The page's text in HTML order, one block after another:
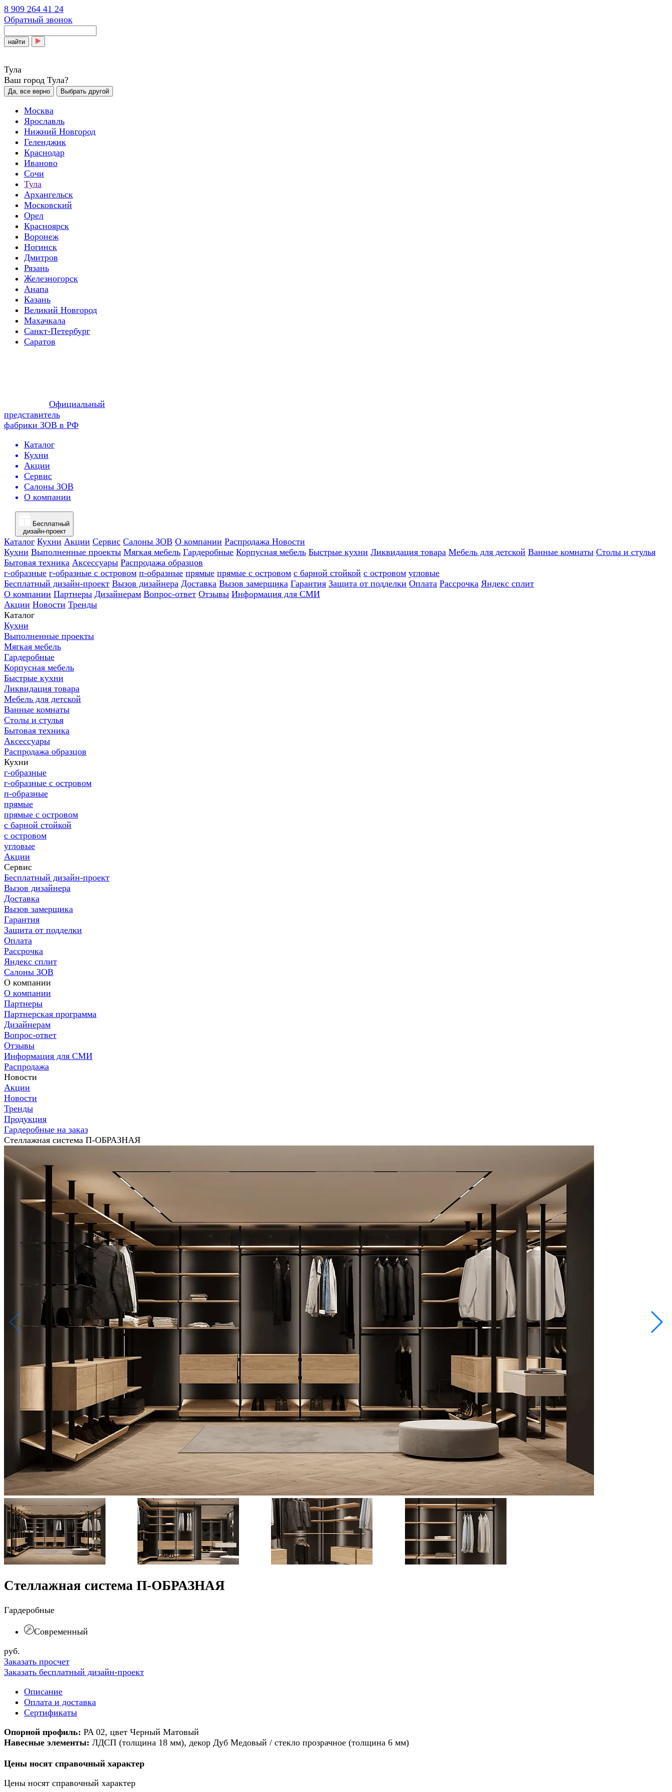
8 909 264 41 24
Обратный звонок
найти
Тула
Ваш город Тула?
Да, все верно Выбрать другой
Москва
Ярославль
Нижний Новгород
Геленджик
Краснодар
Иваново
Сочи
Тула
Архангельск
Московский
Орел
Красноярск
Воронеж
Ногинск
Дмитров
Рязань
Железногорск
Анапа
Казань
Великий Новгород
Махачкала
Санкт-Петербург
Саратов
Официальный
представитель
фабрики ЗОВ в РФ
Каталог
Кухни
Акции
Сервис
Салоны ЗОВ
О компании
Бесплатный
дизайн-проект
Каталог Кухни Акции Сервис Салоны ЗОВ О компании Распродажа Новости
Кухни Выполненные проекты Мягкая мебель Гардеробные Корпусная мебель Быстрые кухни Ликвидация товара Мебель для детской Ванные комнаты Столы и стулья
Бытовая техника Аксессуары Распродажа образцов
г-образные г-образные с островом п-образные прямые прямые с островом с барной стойкой с островом угловые
Бесплатный дизайн-проект Вызов дизайнера Доставка Вызов замерщика Гарантия Защита от подделки Оплата Рассрочка Яндекс сплит
О компании Партнеры Дизайнерам Вопрос-ответ Отзывы Информация для СМИ
Акции Новости Тренды
Каталог
Кухни
Выполненные проекты
Мягкая мебель
Гардеробные
Корпусная мебель
Быстрые кухни
Ликвидация товара
Мебель для детской
Ванные комнаты
Столы и стулья
Бытовая техника
Аксессуары
Распродажа образцов
Кухни
г-образные
г-образные с островом
п-образные
прямые
прямые с островом
с барной стойкой
с островом
угловые
Акции
Сервис
Бесплатный дизайн-проект
Вызов дизайнера
Доставка
Вызов замерщика
Гарантия
Защита от подделки
Оплата
Рассрочка
Яндекс сплит
Салоны ЗОВ
О компании
О компании
Партнеры
Партнерская программа
Дизайнерам
Вопрос-ответ
Отзывы
Информация для СМИ
Распродажа
Новости
Акции
Новости
Тренды
Продукция
Гардеробные на заказ
Стеллажная система П-ОБРАЗНАЯ
Стеллажная система П-ОБРАЗНАЯ
Гардеробные
Современный
руб.
Заказать просчет
Заказать бесплатный дизайн-проект
Описание
Оплата и доставка
Сертификаты
Опорной профиль: PA 02, цвет Черный Матовый
Навесные элементы: ЛДСП (толщина 18 мм), декор Дуб Медовый / стекло прозрачное (толщина 6 мм)
Цены носят справочный характер
Цены носят справочный характер